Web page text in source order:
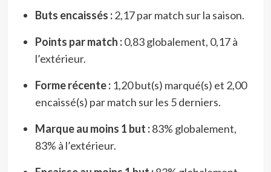
Buts encaissés :2,17 par match sur la saison.
Points par match :0,83 globalement, 0,17 à
l’extérieur.
Forme récente :1,20 but(s) marqué(s) et 2,00
encaissé(s) par match sur les 5 derniers.
Marque au moins 1 but :83% globalement,
83% à l’extérieur.